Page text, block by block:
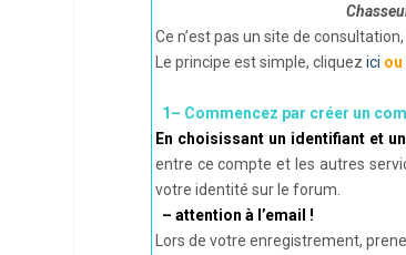
Ce n’est pas un site de
Le principe est simple, cliquez ici ou
1– Commencez par créer un
En choisissant un identifiant et
entre ce compte et les autres
votre identité sur le forum.
– attention à l’email !
Lors de votre enregistrement,